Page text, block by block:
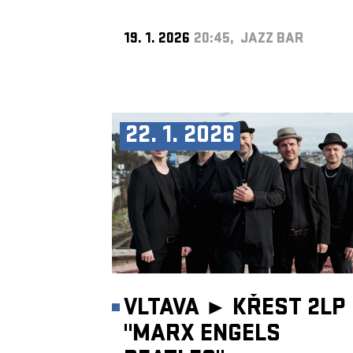
19. 1. 2026 20:45, JAZZ BAR
22. 1. 2026
VLTAVA ► KŘEST 2LP
"MARX ENGELS